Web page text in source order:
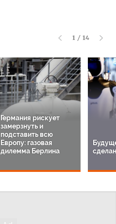
1 / 14
Германия рискует
замерзнуть и
подставить всю
Европу: газовая
дилемма Берлина